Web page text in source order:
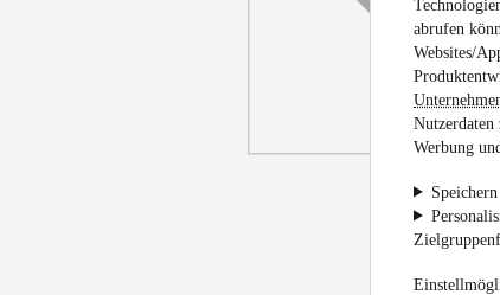
abrufen
Websites/
Nutzerdaten
Werbung